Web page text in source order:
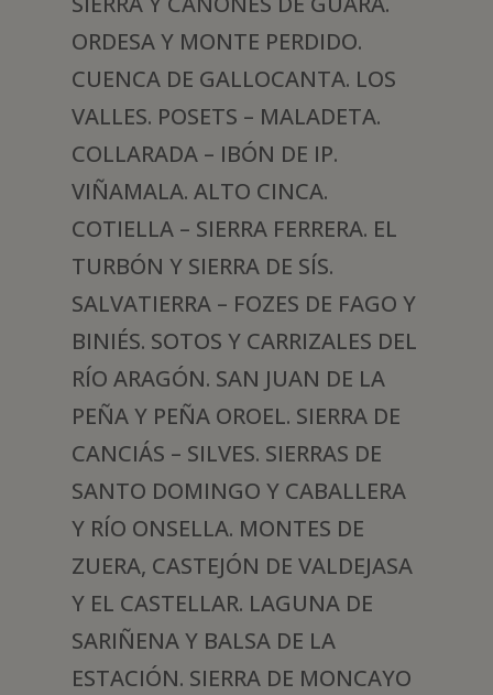
ORDESA Y MONTE PERDIDO.
CUENCA DE GALLOCANTA. LOS
VALLES. POSETS – MALADETA.
COLLARADA – IBÓN DE IP.
VIÑAMALA. ALTO CINCA.
COTIELLA – SIERRA FERRERA. EL
TURBÓN Y SIERRA DE SÍS.
SALVATIERRA – FOZES DE FAGO Y
BINIÉS. SOTOS Y CARRIZALES DEL
RÍO ARAGÓN. SAN JUAN DE LA
PEÑA Y PEÑA OROEL. SIERRA DE
CANCIÁS – SILVES. SIERRAS DE
SANTO DOMINGO Y CABALLERA
Y RÍO ONSELLA. MONTES DE
ZUERA, CASTEJÓN DE VALDEJASA
Y EL CASTELLAR. LAGUNA DE
SARIÑENA Y BALSA DE LA
ESTACIÓN. SIERRA DE MONCAYO